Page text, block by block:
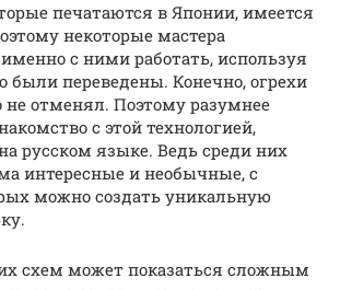
печатаются в Японии, имеется
некоторые мастера
с ними работать, используя
были переведены. Конечно, огрехи
не отменял. Поэтому разумнее
с этой технологией,
русском языке. Ведь среди них
интересные и необычные, с
можно создать уникальную
схем может показаться сложным